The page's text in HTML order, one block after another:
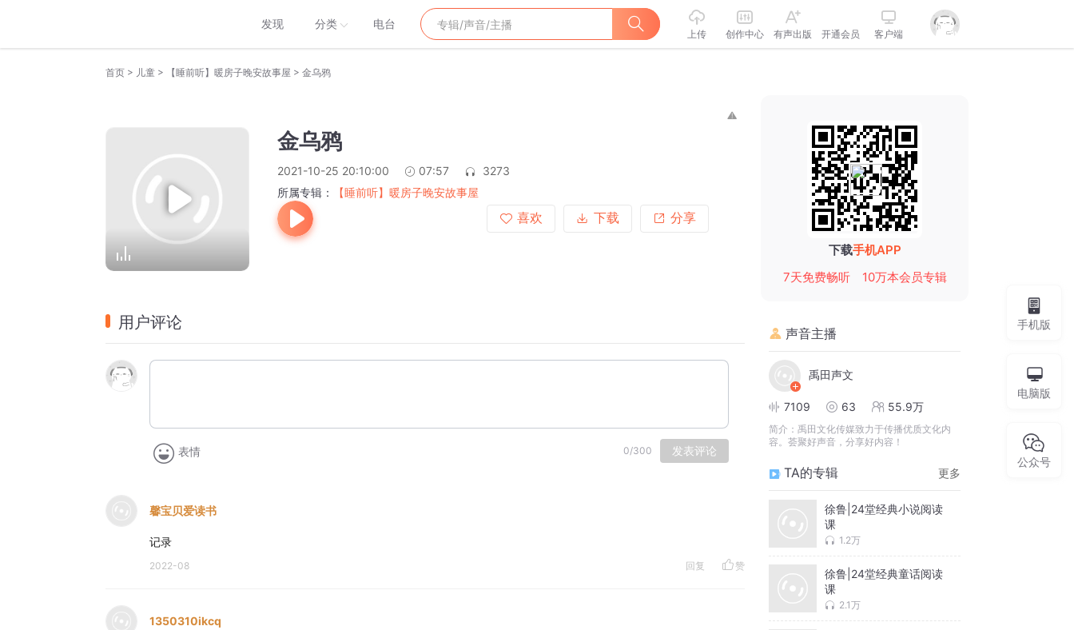
发现 分类 电台
上传 创作中心 有声出版 开通会员 客户端
首页 > 儿童 > 【睡前听】暖房子晚安故事屋 > 金乌鸦
金乌鸦
2021-10-25 20:10:00 07:57
3273
所属专辑：
【睡前听】暖房子晚安故事屋
喜欢
下载 分享
用户评论
表情 0/300 发表评论
馨宝贝爱读书
记录
2022-08 回复 赞
1350310ikcq
下载手机APP
7天免费畅听
10万本会员专辑
声音主播
禹田声文
7109 63 55.9万
简介： 禹田文化传媒致力于传播优质文化内
容。荟聚好声音，分享好内容！
TA的专辑 更多
徐鲁|24堂经典小说阅读
课
1.2万
徐鲁|24堂经典童话阅读
课
2.1万
手机版
电脑版
公众号